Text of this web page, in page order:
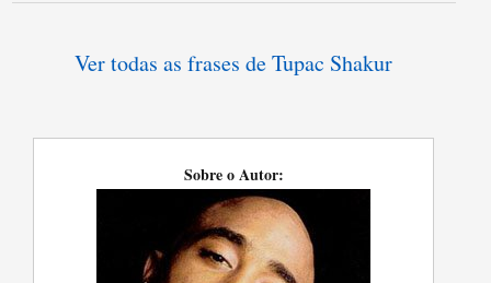
Ver todas as frases de Tupac Shakur
Sobre o Autor: